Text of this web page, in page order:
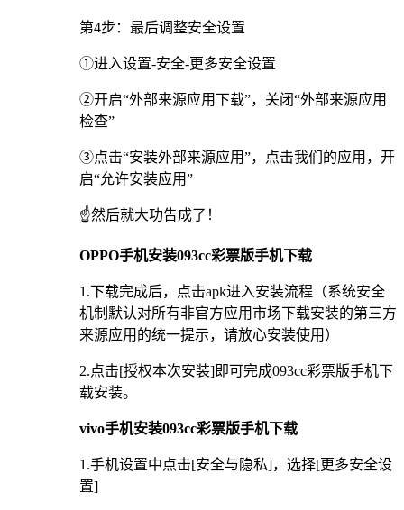
第4步：最后调整安全设置
①进入设置-安全-更多安全设置
②开启“外部来源应用下载”，关闭“外部来源应用
检查”
③点击“安装外部来源应用”，点击我们的应用，开
启“允许安装应用”
☝️然后就大功告成了！
OPPO手机安装093cc彩票版手机下载
1.下载完成后，点击apk进入安装流程（系统安全
机制默认对所有非官方应用市场下载安装的第三方
来源应用的统一提示，请放心安装使用）
2.点击[授权本次安装]即可完成093cc彩票版手机下
载安装。
vivo手机安装093cc彩票版手机下载
1.手机设置中点击[安全与隐私]，选择[更多安全设
置]